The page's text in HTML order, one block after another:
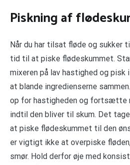
Piskning af
Når du har tilsat fløde og sukker
tid til at piske flødeskummet.
mixeren på lav hastighed og pisk
at blande ingredienserne
op for hastigheden og fortsætte
indtil den bliver til skum. Det
at piske flødeskummet til den
er vigtigt ikke at overpiske
smør. Hold derfor øje med